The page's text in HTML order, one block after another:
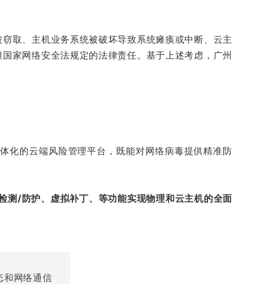
取、主机业务系统被破坏导致系统瘫痪或中断、云主
家网络安全法规定的法律责任。基于上述考虑，广州
化的云端风险管理平台，既能对网络病毒提供精准防
测/防护、虚拟补丁、等功能实现物理和云主机的全面
和网络通信